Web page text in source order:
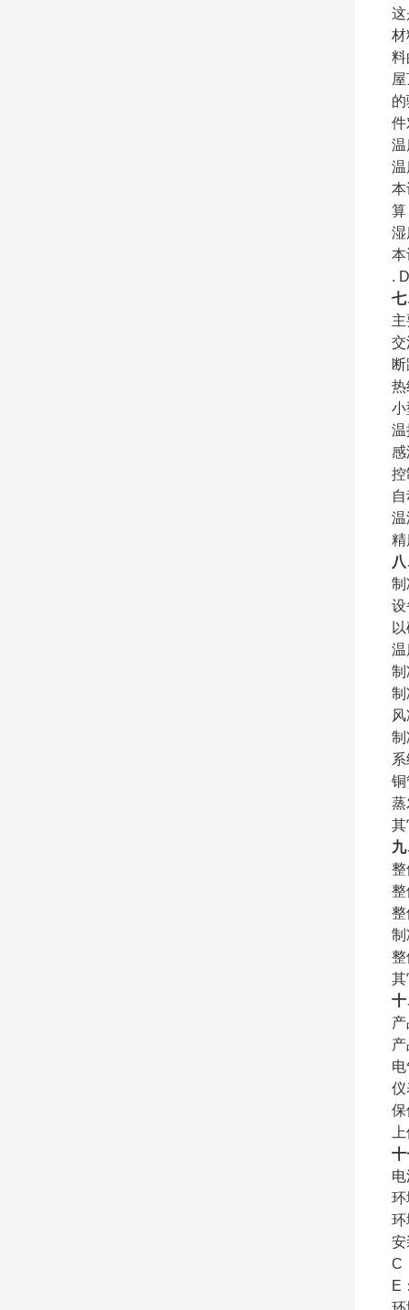
这
材
料
件
温
温
本
算
湿
本
.
七
热
小
感
温
制
设
温
制
制
制
铜
蒸
其
整
整
整
制
整
其
十
仪
保
十
环
安
C
E